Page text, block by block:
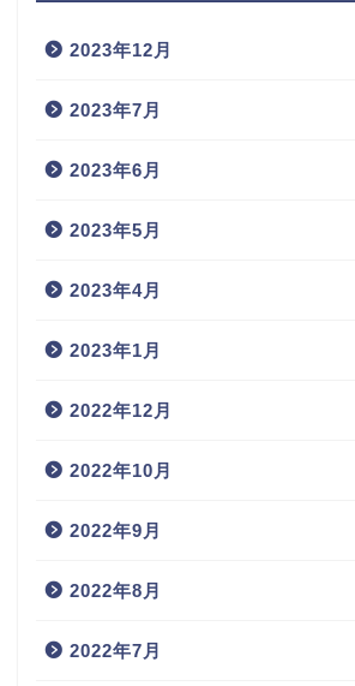
2023年12月
2023年7月
2023年6月
2023年5月
2023年4月
2023年1月
2022年12月
2022年10月
2022年9月
2022年8月
2022年7月